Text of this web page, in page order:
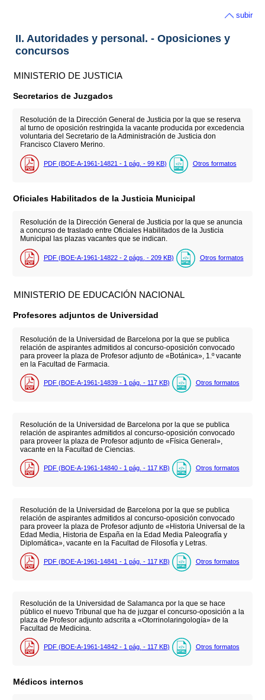
subir
II. Autoridades y personal. - Oposiciones y
concursos
MINISTERIO DE JUSTICIA
Secretarios de Juzgados
Resolución de la Dirección General de Justicia por la que se reserva
al turno de oposición restringida la vacante producida por excedencia
voluntaria del Secretario de la Administración de Justicia don
Francisco Clavero Merino.
PDF (BOE-A-1961-14821 - 1 pág. - 99 KB) Otros formatos
Oficiales Habilitados de la Justicia Municipal
Resolución de la Dirección General de Justicia por la que se anuncia
a concurso de traslado entre Oficiales Habilitados de la Justicia
Municipal las plazas vacantes que se indican.
PDF (BOE-A-1961-14822 - 2 págs. - 209 KB) Otros formatos
MINISTERIO DE EDUCACIÓN NACIONAL
Profesores adjuntos de Universidad
Resolución de la Universidad de Barcelona por la que se publica
relación de aspirantes admitidos al concurso-oposición convocado
para proveer la plaza de Profesor adjunto de «Botánica», 1.º vacante
en la Facultad de Farmacia.
PDF (BOE-A-1961-14839 - 1 pág. - 117 KB) Otros formatos
Resolución de la Universidad de Barcelona por la que se publica
relación de aspirantes admitidos al concurso-oposición convocado
para proveer la plaza de Profesor adjunto de «Física General»,
vacante en la Facultad de Ciencias.
PDF (BOE-A-1961-14840 - 1 pág. - 117 KB) Otros formatos
Resolución de la Universidad de Barcelona por la que se publica
relación de aspirantes admitidos al concurso-oposición convocado
para proveer la plaza de Profesor adjunto de «Historia Universal de la
Edad Media, Historia de España en la Edad Media Paleografía y
Diplomática», vacante en la Facultad de Filosofía y Letras.
PDF (BOE-A-1961-14841 - 1 pág. - 117 KB) Otros formatos
Resolución de la Universidad de Salamanca por la que se hace
público el nuevo Tribunal que ha de juzgar el concurso-oposición a la
plaza de Profesor adjunto adscrita a «Otorrinolaringología» de la
Facultad de Medicina.
PDF (BOE-A-1961-14842 - 1 pág. - 117 KB) Otros formatos
Médicos internos